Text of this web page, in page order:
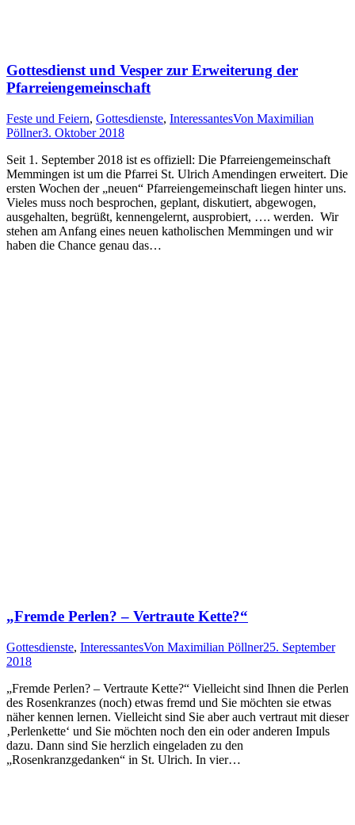
Gottesdienst und Vesper zur Erweiterung der
Pfarreiengemeinschaft
Feste und Feiern, Gottesdienste, InteressantesVon Maximilian
Pöllner3. Oktober 2018
Seit 1. September 2018 ist es offiziell: Die Pfarreiengemeinschaft
Memmingen ist um die Pfarrei St. Ulrich Amendingen erweitert. Die
ersten Wochen der „neuen“ Pfarreiengemeinschaft liegen hinter uns.
Vieles muss noch besprochen, geplant, diskutiert, abgewogen,
ausgehalten, begrüßt, kennengelernt, ausprobiert, …. werden. Wir
stehen am Anfang eines neuen katholischen Memmingen und wir
haben die Chance genau das…
„Fremde Perlen? – Vertraute Kette?“
Gottesdienste, InteressantesVon Maximilian Pöllner25. September
2018
„Fremde Perlen? – Vertraute Kette?“ Vielleicht sind Ihnen die Perlen
des Rosenkranzes (noch) etwas fremd und Sie möchten sie etwas
näher kennen lernen. Vielleicht sind Sie aber auch vertraut mit dieser
‚Perlenkette‘ und Sie möchten noch den ein oder anderen Impuls
dazu. Dann sind Sie herzlich eingeladen zu den
„Rosenkranzgedanken“ in St. Ulrich. In vier…